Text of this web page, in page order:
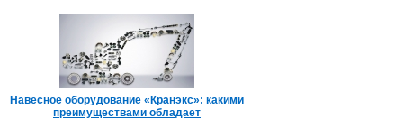
Навесное оборудование «Кранэкс»: какими
преимуществами обладает